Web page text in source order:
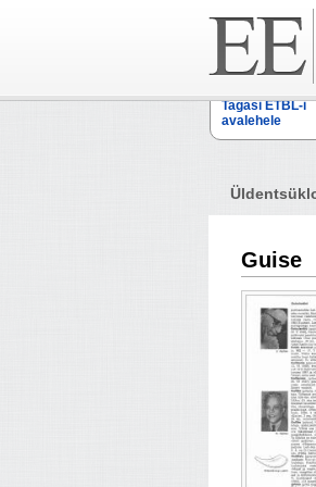
Tagasi ETBL-i
avalehele
Guise